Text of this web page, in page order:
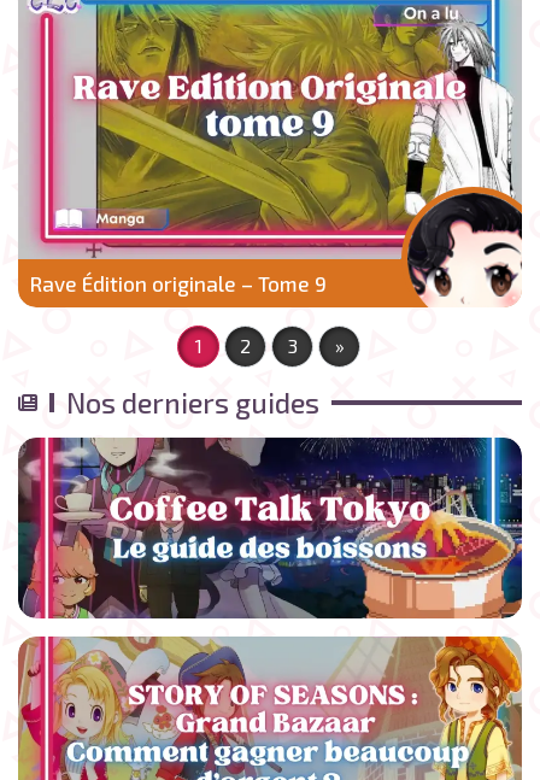
Rave Édition originale – Tome 9
1 2 3 »
Nos derniers guides